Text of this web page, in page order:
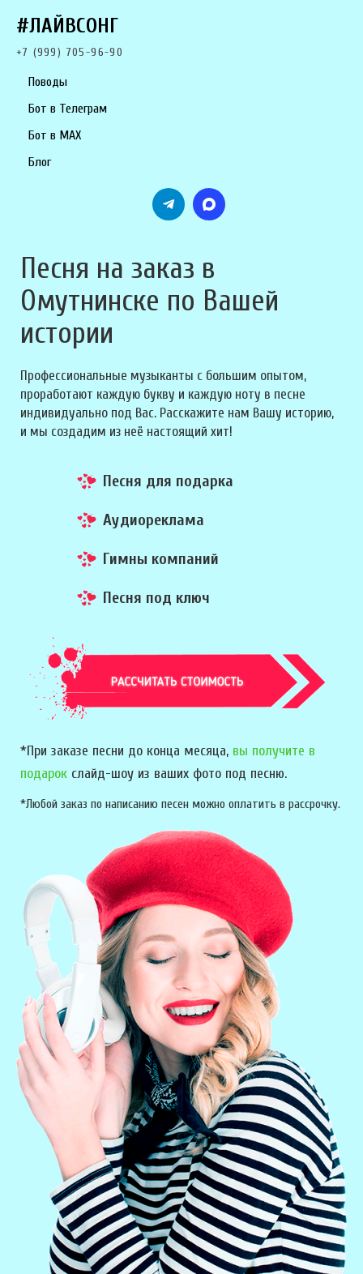
#ЛАЙВСОНГ
+7 (999) 705-96-90
Поводы
Бот в Телеграм
Бот в MAX
Блог
Песня на заказ в
Омутнинске по Вашей
истории
Профессиональные музыканты с большим опытом,
проработают каждую букву и каждую ноту в песне
индивидуально под Вас. Расскажите нам Вашу историю,
и мы создадим из неё настоящий хит!
Песня для подарка
Аудиореклама
Гимны компаний
Песня под ключ
*При заказе песни до конца месяца, вы получите в
подарок слайд-шоу из ваших фото под песню.
*Любой заказ по написанию песен можно оплатить в рассрочку.